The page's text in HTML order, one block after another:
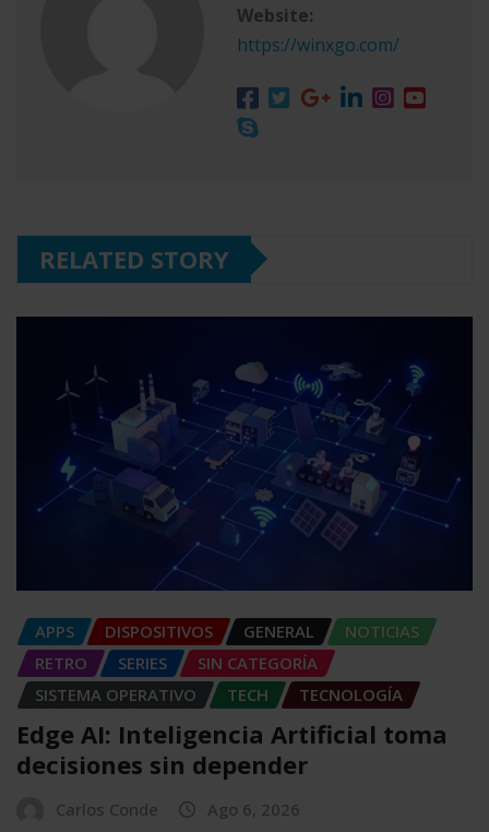
Website:
https://winxgo.com/
RELATED STORY
APPS DISPOSITIVOS GENERAL
NOTICIAS
RETRO
SERIES
SIN CATEGORÍA
SISTEMA OPERATIVO
TECH TECNOLOGÍA
Edge AI: Inteligencia Artificial toma
decisiones sin depender
Carlos Conde Ago 6, 2026